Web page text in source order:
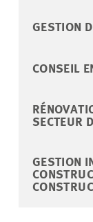
GESTION
CONSEIL
SECTEUR
GESTION